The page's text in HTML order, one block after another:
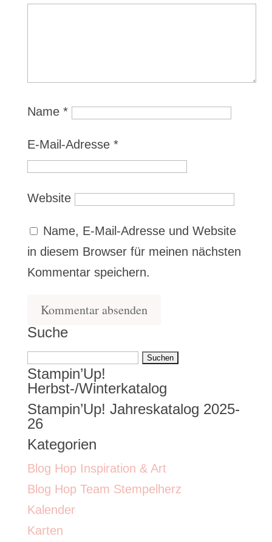
Name *
E-Mail-Adresse *
Website
Name, E-Mail-Adresse und Website
in diesem Browser für meinen nächsten
Kommentar speichern.
Suche
Suchen
nach:
Stampin’Up!
Herbst-/Winterkatalog
Stampin’Up! Jahreskatalog 2025-
26
Kategorien
Blog Hop Inspiration & Art
Blog Hop Team Stempelherz
Kalender
Karten